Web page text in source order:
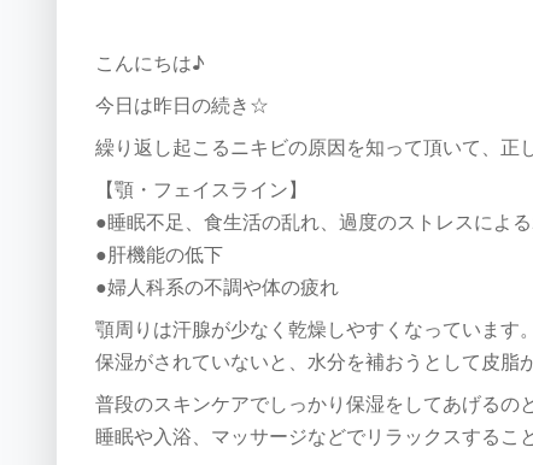
こんにちは♪
今日は昨日の続き☆
繰り返し起こるニキビの原因を知って頂いて、正
【顎・フェイスライン】
●睡眠不足、食生活の乱れ、過度のストレスによ
●肝機能の低下
●婦人科系の不調や体の疲れ
顎周りは汗腺が少なく乾燥しやすくなっています。
保湿がされていないと、水分を補おうとして皮脂
普段のスキンケアでしっかり保湿をしてあげるの
睡眠や入浴、マッサージなどでリラックスするこ